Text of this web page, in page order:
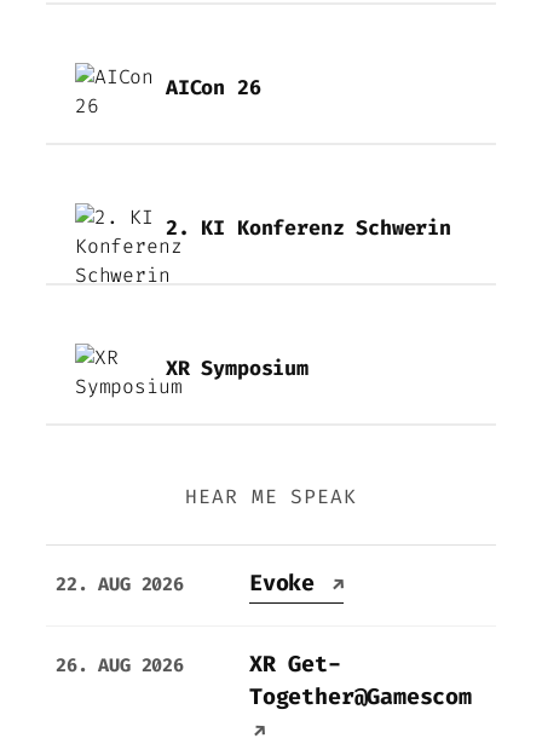
AICon 26
2. KI Konferenz Schwerin
XR Symposium
HEAR ME SPEAK
22. AUG 2026 Evoke ↗
26. AUG 2026
XR Get-
Together@Gamescom
↗